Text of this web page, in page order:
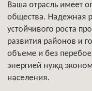
Ваша отрасль имеет
общества. Надежная
устойчивого роста
развития районов и
объеме и без
энергией нужд
населения.